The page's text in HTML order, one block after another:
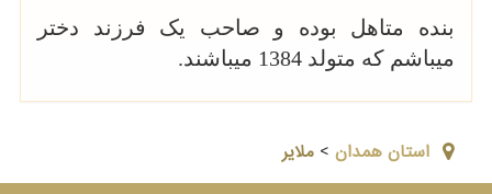
بنده متاهل بوده و صاحب یک فرزند دختر
میباشم که متولد 1384 میباشند.
استان همدان > ملایر